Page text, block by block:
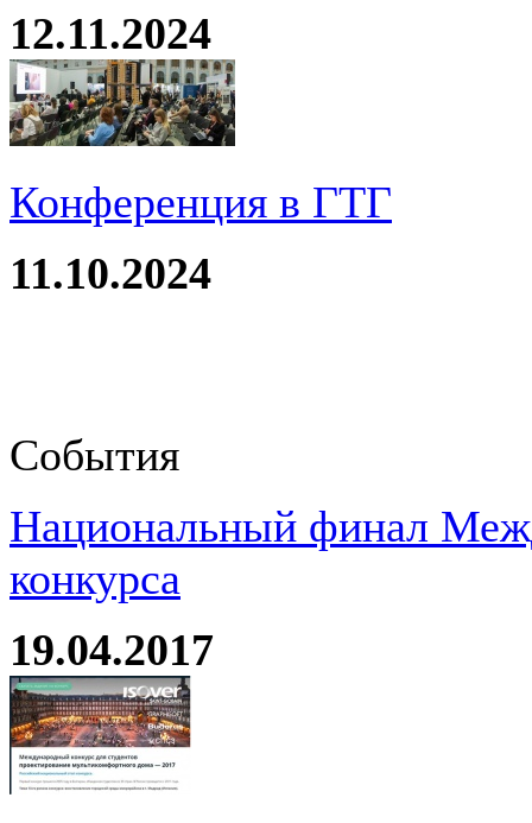
12.11.2024
Конференция в ГТГ
11.10.2024
События
Национальный финал
конкурса
19.04.2017